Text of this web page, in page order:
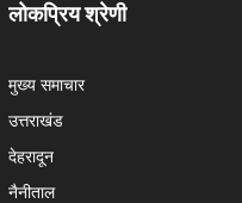
लोकप्रिय श्रेणी
मुख्य समाचार
उत्तराखंड
देहरादून
नैनीताल